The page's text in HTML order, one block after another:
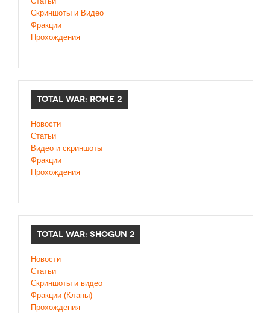
Скриншоты и Видео
Фракции
Прохождения
TOTAL WAR: ROME 2
Новости
Статьи
Видео и скриншоты
Фракции
Прохождения
TOTAL WAR: SHOGUN 2
Новости
Статьи
Cкриншоты и видео
Фракции (Кланы)
Прохождения